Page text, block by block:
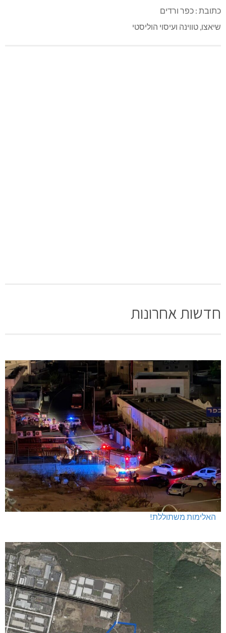
כתובת : כפר ורדים
שיאצו, טווינה ועיסוי הוליסטי
חדשות אחרונות
האלימות משתוללת!